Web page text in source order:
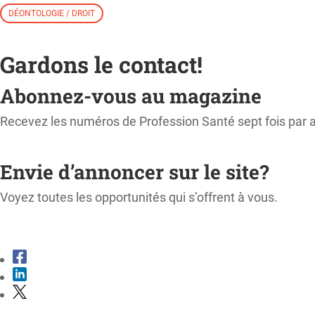
DÉONTOLOGIE / DROIT
Gardons le contact!
Abonnez-vous au magazine
Recevez les numéros de Profession Santé sept fois par
Envie d’annoncer sur le site?
Voyez toutes les opportunités qui s’offrent à vous.